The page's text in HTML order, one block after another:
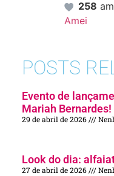
258
Amei
POSTS
Evento de
Mariah Bernardes!
29 de abril de 2026
Look do dia:
27 de abril de 2026